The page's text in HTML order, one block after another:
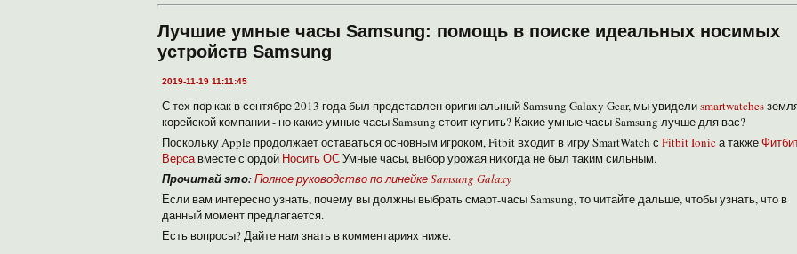
Лучшие умные часы Samsung: помощь в поиске идеальных носимых
устройств Samsung
2019-11-19 11:11:45
С тех пор как в сентябре 2013 года был представлен оригинальный Samsung Galaxy Gear, мы увиделиsmartwatches
корейской компании - но какие умные часы Samsung стоит купить? Какие умные часы Samsung лучше для вас?
Поскольку Apple продолжает оставаться основным игроком, Fitbit входит в игру SmartWatch с Fitbit Ionic а также
Версавместе с ордой Носить ОСУмные часы, выбор урожая никогда не был таким сильным.
Прочитай это:Полное руководство по линейке Samsung Galaxy
Если вам интересно узнать, почему вы должны выбрать смарт-часы Samsung, то читайте дальше, чтобы узнать, что в
данный момент предлагается.
Есть вопросы? Дайте нам знать в комментариях ниже.